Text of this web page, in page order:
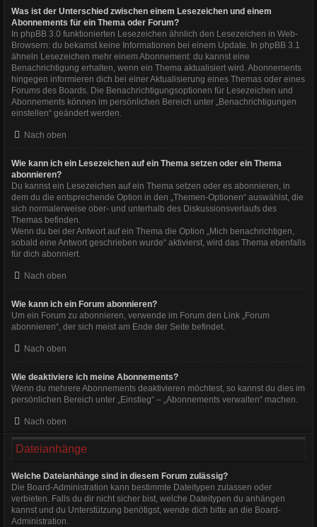
Was ist der Unterschied zwischen einem Lesezeichen und einem
Abonnements für ein Thema oder Forum?
In phpBB 3.0 funktionierten Lesezeichen ähnlich den Lesezeichen in Web-
Browsern: du bekamst keine Informationen bei einem Update. In phpBB 3.1
ähneln Lesezeichen mehr einem Abonnement: du kannst eine
Benachrichtigung erhalten, wenn ein Thema aktualisiert wird. Abonnements
hingegen informieren dich bei einer Aktualisierung eines Themas oder eines
Forums des Boards. Die Benachrichtigungsoptionen für Lesezeichen und
Abonnements können im persönlichen Bereich unter „Benachrichtigungen
einstellen“ geändert werden.
Nach oben
Wie kann ich ein Lesezeichen auf ein Thema setzen oder ein Thema
abonnieren?
Du kannst ein Lesezeichen auf ein Thema setzen oder es abonnieren, in
dem du die entsprechende Option in den „Themen-Optionen“ auswählst, die
sich normalerweise ober- und unterhalb des Diskussionsverlaufs des
Themas befinden.
Wenn du bei der Antwort auf ein Thema die Option „Mich benachrichtigen,
sobald eine Antwort geschrieben wurde“ aktivierst, wird das Thema ebenfalls
für dich abonniert.
Nach oben
Wie kann ich ein Forum abonnieren?
Um ein Forum zu abonnieren, verwende im Forum den Link „Forum
abonnieren“, der sich meist am Ende der Seite befindet.
Nach oben
Wie deaktiviere ich meine Abonnements?
Wenn du mehrere Abonnements deaktivieren möchtest, so kannst du dies im
persönlichen Bereich unter „Einstieg“ – „Abonnements verwalten“ machen.
Nach oben
Dateianhänge
Welche Dateianhänge sind in diesem Forum zulässig?
Die Board-Administration kann bestimmte Dateitypen zulassen oder
verbieten. Falls du dir nicht sicher bist, welche Dateitypen du anhängen
kannst und du Unterstützung benötigst, wende dich bitte an die Board-
Administration.